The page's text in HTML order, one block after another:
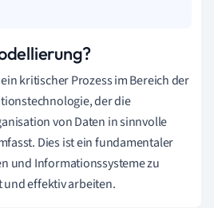
kritischer Prozess im Bereich der
der die
von Daten in sinnvolle
Dies ist ein fundamentaler
und Informationssysteme zu
effektiv arbeiten.